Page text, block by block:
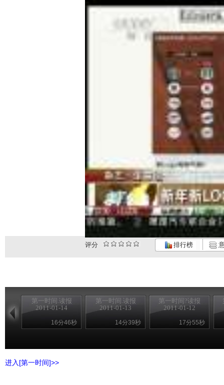
评分 排行榜
第一时间.读报
2011-01-14
16分46秒
第一时间.读报
2011-01-13
14分39秒
第一时间?读报
2011-01-12
17分55秒
进入[第一时间]>>